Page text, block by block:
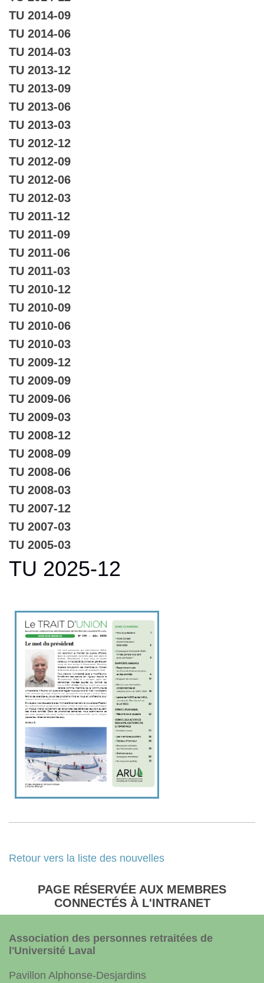
TU 2014-09
TU 2014-06
TU 2014-03
TU 2013-12
TU 2013-09
TU 2013-06
TU 2013-03
TU 2012-12
TU 2012-09
TU 2012-06
TU 2012-03
TU 2011-12
TU 2011-09
TU 2011-06
TU 2011-03
TU 2010-12
TU 2010-09
TU 2010-06
TU 2010-03
TU 2009-12
TU 2009-09
TU 2009-06
TU 2009-03
TU 2008-12
TU 2008-09
TU 2008-06
TU 2008-03
TU 2007-12
TU 2007-03
TU 2005-03
TU 2025-12
Retour vers la liste des nouvelles
PAGE RÉSERVÉE AUX MEMBRES
CONNECTÉS À L'INTRANET
Association des personnes retraitées de
l'Université Laval
Pavillon Alphonse-Desjardins